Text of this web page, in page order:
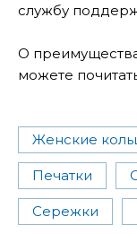
службу
О
можете
Женские
Печатки
Сережки